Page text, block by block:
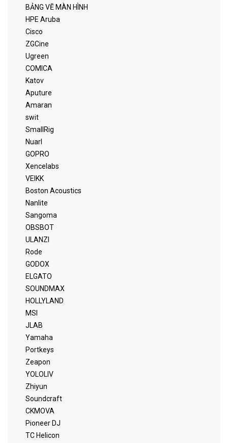
BẢNG VẼ MÀN HÌNH
HPE Aruba
Cisco
ZGCine
Ugreen
COMICA
Katov
Aputure
Amaran
swit
SmallRig
Nuarl
GOPRO
Xencelabs
VEIKK
Boston Acoustics
Nanlite
Sangoma
OBSBOT
ULANZI
Rode
GODOX
ELGATO
SOUNDMAX
HOLLYLAND
MSI
JLAB
Yamaha
Portkeys
Zeapon
YOLOLIV
Zhiyun
Soundcraft
CKMOVA
Pioneer DJ
TC Helicon